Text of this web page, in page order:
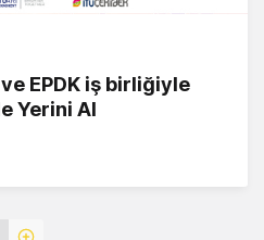
EPDK iş birliğiyle
Yerini Al